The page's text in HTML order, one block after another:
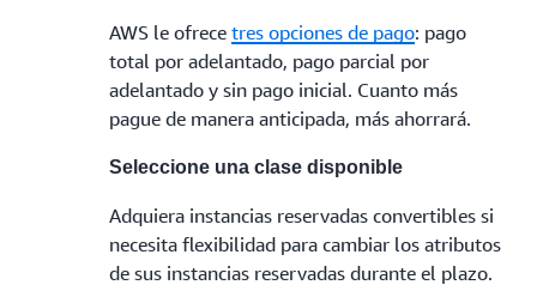
AWS le ofrece tres opciones de pago: pago
total por adelantado, pago parcial por
adelantado y sin pago inicial. Cuanto más
pague de manera anticipada, más ahorrará.
Seleccione una clase disponible
Adquiera instancias reservadas convertibles si
necesita flexibilidad para cambiar los atributos
de sus instancias reservadas durante el plazo.